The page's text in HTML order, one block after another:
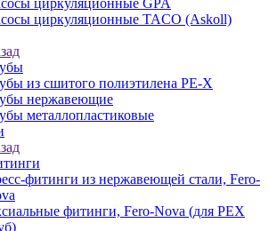
циркуляционные GPA
циркуляционные TACO (Askoll)
из сшитого полиэтилена PE-X
нержавеющие
металлопластиковые
фитинги из нержавеющей стали, Fero-
фитинги, Fero-Nova (для PEX